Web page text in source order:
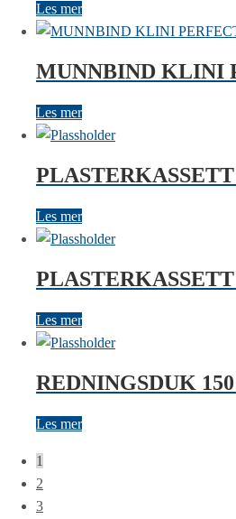
Les mer
MUNNBIND KLINI
Les mer
Les mer
Les mer
REDNINGSDUK
Les mer
1
2
3